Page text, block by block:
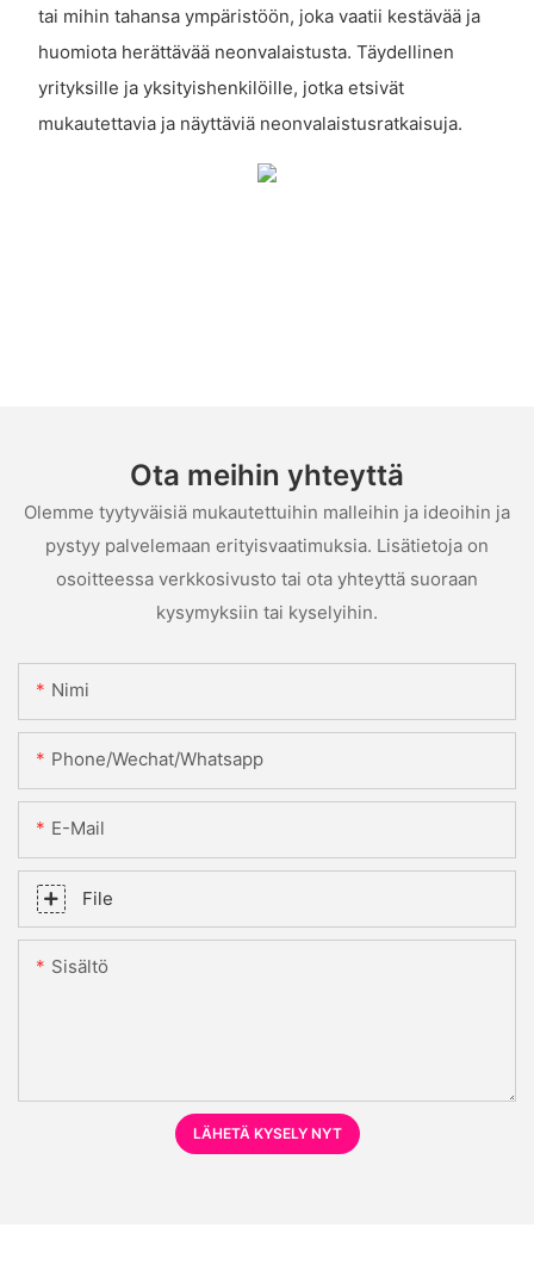
tai mihin tahansa ympäristöön, joka vaatii kestävää ja
huomiota herättävää neonvalaistusta. Täydellinen
yrityksille ja yksityishenkilöille, jotka etsivät
mukautettavia ja näyttäviä neonvalaistusratkaisuja.
Ota meihin yhteyttä
Olemme tyytyväisiä mukautettuihin malleihin ja ideoihin ja
pystyy palvelemaan erityisvaatimuksia. Lisätietoja on
osoitteessa verkkosivusto tai ota yhteyttä suoraan
kysymyksiin tai kyselyihin.
Nimi
Phone/Wechat/Whatsapp
E-Mail
File
Sisältö
LÄHETÄ KYSELY NYT